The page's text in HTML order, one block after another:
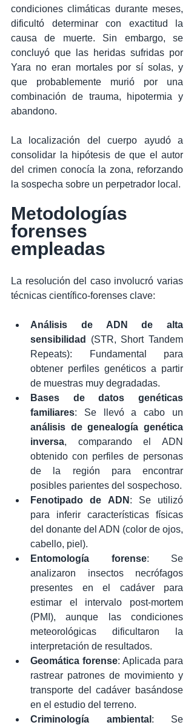
condiciones climáticas durante meses,
dificultó determinar con exactitud la
causa de muerte. Sin embargo, se
concluyó que las heridas sufridas por
Yara no eran mortales por sí solas, y
que probablemente murió por una
combinación de trauma, hipotermia y
abandono.
La localización del cuerpo ayudó a
consolidar la hipótesis de que el autor
del crimen conocía la zona, reforzando
la sospecha sobre un perpetrador local.
Metodologías
forenses
empleadas
La resolución del caso involucró varias
técnicas científico-forenses clave:
Análisis de ADN de alta
sensibilidad
(STR, Short Tandem
Repeats): Fundamental para
obtener perfiles genéticos a partir
de muestras muy degradadas.
Bases de datos genéticas
familiares
análisis de genealogía genética
inversa, comparando el ADN
obtenido con perfiles de personas
de la región para encontrar
posibles parientes del sospechoso.
Fenotipado de ADN : Se utilizó
para inferir características físicas
del donante del ADN (color de ojos,
cabello, piel).
Entomología forense: Se
analizaron insectos necrófagos
presentes en el cadáver para
estimar el intervalo post-mortem
(PMI), aunque las condiciones
meteorológicas dificultaron la
interpretación de resultados.
Geomática forense: Aplicada para
rastrear patrones de movimiento y
transporte del cadáver basándose
en el estudio del terreno.
Criminología ambiental : Se